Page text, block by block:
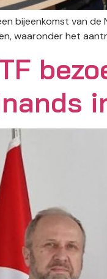
bijeenkomst van
waaronder het